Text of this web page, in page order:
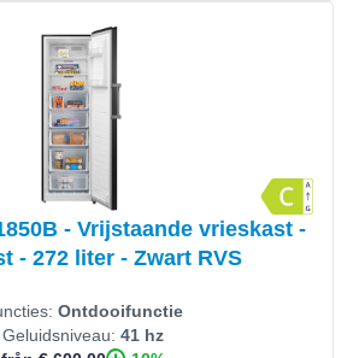
- Vrijstaande vrieskast -
- 272 liter - Zwart RVS
Ontdooifunctie
Geluidsniveau: 41 hz